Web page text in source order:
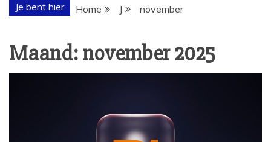
Je bent hier Home J november
Maand:november 2025